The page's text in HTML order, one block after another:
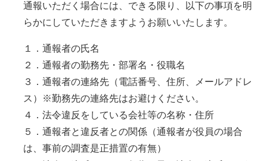
通報いただく場合には、できる限り、以下の事項を明
らかにしていただきますようお願いいたします。
１．通報者の氏名
２．通報者の勤務先・部署名・役職名
３．通報者の連絡先（電話番号、住所、メールアドレ
ス）※勤務先の連絡先はお避けください。
４．法令違反をしている会社等の名称・住所
５．通報者と違反者との関係（通報者が役員の場合
は、事前の調査是正措置の有無）